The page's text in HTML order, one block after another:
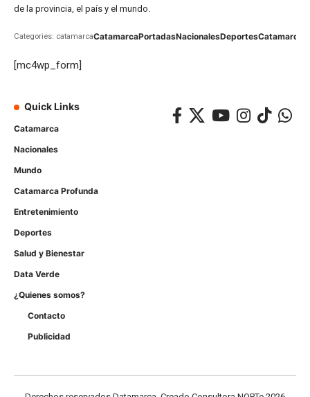
de la provincia, el país y el mundo.
Categories: catamarcaCatamarcaPortadasNacionalesDeportesCatamarca
[mc4wp_form]
Quick Links
Catamarca
Nacionales
Mundo
Catamarca Profunda
Entretenimiento
Deportes
Salud y Bienestar
Data Verde
¿Quienes somos?
Contacto
Publicidad